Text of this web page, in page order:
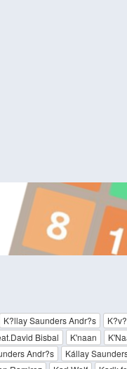
K?llay Saunders Andr?s
Bisbal K'naan
Andr?s Kállay